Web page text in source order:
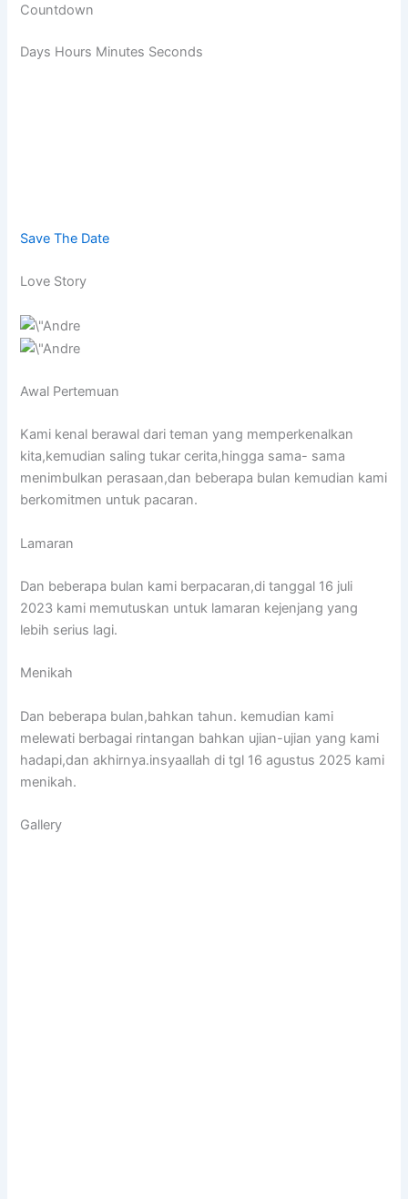
Countdown
Days Hours Minutes Seconds
Save The Date
Love Story
Awal Pertemuan
Kami kenal berawal dari teman yang memperkenalkan
kita,kemudian saling tukar cerita,hingga sama- sama
menimbulkan perasaan,dan beberapa bulan kemudian kami
berkomitmen untuk pacaran.
Lamaran
Dan beberapa bulan kami berpacaran,di tanggal 16 juli
2023 kami memutuskan untuk lamaran kejenjang yang
lebih serius lagi.
Menikah
Dan beberapa bulan,bahkan tahun. kemudian kami
melewati berbagai rintangan bahkan ujian-ujian yang kami
hadapi,dan akhirnya.insyaallah di tgl 16 agustus 2025 kami
menikah.
Gallery